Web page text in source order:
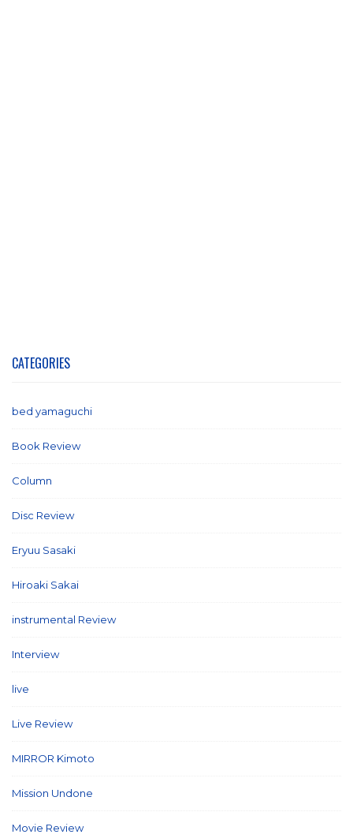
CATEGORIES
bed yamaguchi
Book Review
Column
Disc Review
Eryuu Sasaki
Hiroaki Sakai
instrumental Review
Interview
live
Live Review
MIRROR Kimoto
Mission Undone
Movie Review